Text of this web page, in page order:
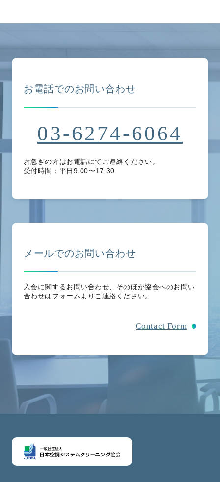
お電話でのお問い合わせ
03-6274-6064
お急ぎの方はお電話にてご連絡ください。
受付時間：平日9:00〜17:30
メールでのお問い合わせ
入会に関するお問い合わせ、そのほか協会へのお問い
合わせはフォームよりご連絡ください。
Contact Form